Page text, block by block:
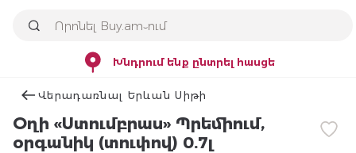
Խնդրում ենք ընտրել հասցե
Վերադառնալ Երևան Սիթի
Օղի «Ստումբրաս» Պրեմիում,
օրգանիկ (տուփով) 0.7լ